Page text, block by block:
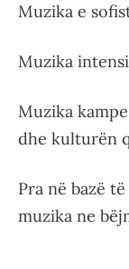
Muzika e
Muzika
Muzika
dhe kulturën
Pra në bazë
muzika ne